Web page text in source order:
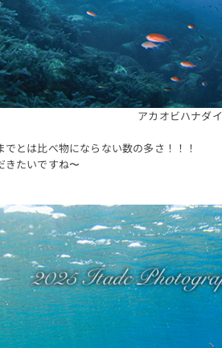
アカオビハナダイ
とは比べ物にならない数の多さ！！！
きたいですね〜